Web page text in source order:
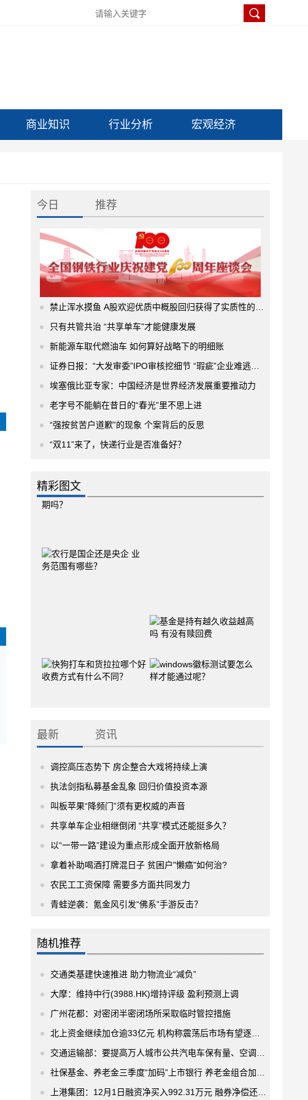
商业知识 行业分析 宏观经济
今日 推荐
禁止浑水摸鱼 A股欢迎优质中概股回归获得了实质性的进展
只有共管共治 “共享单车”才能健康发展
新能源车取代燃油车 如何算好战略下的明细账
证券日报：“大发审委”IPO审核挖细节 “瑕疵”企业难逃法眼
埃塞俄比亚专家：中国经济是世界经济发展重要推动力
老字号不能躺在昔日的“春光”里不思上进
“强按贫苦户道歉”的现象 个案背后的反思
“双11”来了，快递行业是否准备好？
精彩图文
最新 资讯
调控高压态势下 房企整合大戏将持续上演
执法剑指私募基金乱象 回归价值投资本源
叫板苹果“降频门”须有更权威的声音
共享单车企业相继倒闭 “共享”模式还能挺多久？
以“一带一路”建设为重点形成全面开放新格局
拿着补助喝酒打牌混日子 贫困户"懒癌"如何治?
农民工工资保障 需要多方面共同发力
青蛙逆袭：氪金风引发“佛系”手游反击？
随机推荐
交通类基建快速推进 助力物流业“减负”
大摩：维持中行(3988.HK)增持评级 盈利预测上调
广州花都：对密闭半密闭场所采取临时管控措施
北上资金继续加仓逾33亿元 机构称震荡后市场有望逐级走高 农业股领涨
交通运输部：要提高万人城市公共汽电车保有量、空调车辆比例
社保基金、养老金三季度“加码”上市银行 养老金组合加速布局
上港集团：12月1日融资净买入992.31万元 融券净偿还3.83万股